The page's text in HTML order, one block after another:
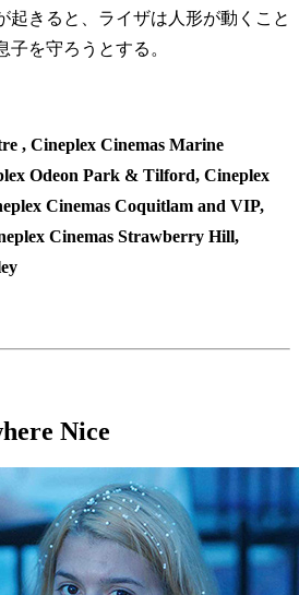
起きると、ライザは人形が動くこと
子を守ろうとする。
, Cineplex Cinemas Marine
Odeon Park & Tilford, Cineplex
Cinemas Coquitlam and VIP,
Cinemas Strawberry Hill,
Nice